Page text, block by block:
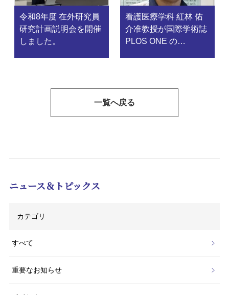
看護医療学科 紅林 佑
介准教授が国際学術誌
PLOS ONE の
令和8年度 在外研究員
研究計画説明会を開催
しました。
一覧へ戻る
ニュース＆トピックス
カテゴリ
すべて
重要なお知らせ